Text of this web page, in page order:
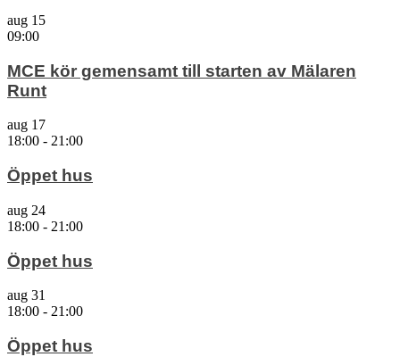
aug 15
09:00
MCE kör gemensamt till starten av Mälaren
Runt
aug 17
18:00 - 21:00
Öppet hus
aug 24
18:00 - 21:00
Öppet hus
aug 31
18:00 - 21:00
Öppet hus